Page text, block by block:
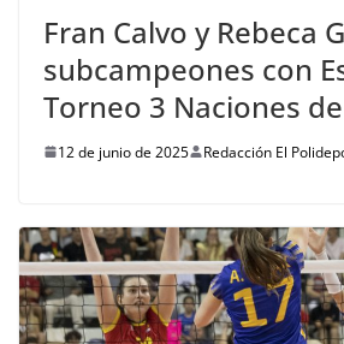
Fran Calvo y Rebeca
subcampeones con
Torneo 3 Naciones
12 de junio de 2025 Redacción El